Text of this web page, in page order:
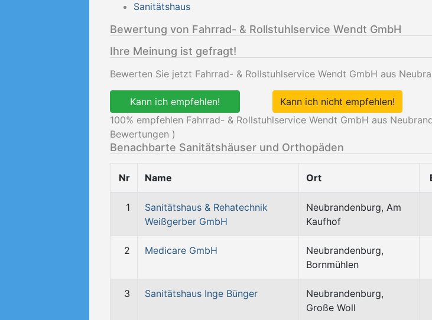
Sanitätshaus
Bewertung von Fahrrad- & Rollstuhlservice Wendt GmbH
Ihre Meinung ist gefragt!
Bewerten Sie jetzt Fahrrad- & Rollstuhlservice Wendt GmbH aus
Kann ich empfehlen!
Kann ich nicht empfehlen!
100% empfehlen Fahrrad- & Rollstuhlservice Wendt GmbH aus
Bewertungen )
Benachbarte Sanitätshäuser und Orthopäden
Nr Name Ort
1
Sanitätshaus & Rehatechnik
Weißgerber GmbH
Neubrandenburg, Am
Kaufhof
2 Medicare GmbH
Neubrandenburg,
Bornmühlen
3 Sanitätshaus Inge Bünger
Neubrandenburg,
Große Woll